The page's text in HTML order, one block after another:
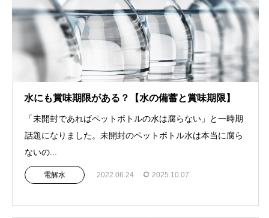
水にも賞味期限がある？【水の備蓄と賞味期限】
「未開封であればペットボトルの水は腐らない」と一時期
話題になりました。未開封のペットボトル水は本当に腐ら
ないの...
電解水 2022.06.24 2025.10.07